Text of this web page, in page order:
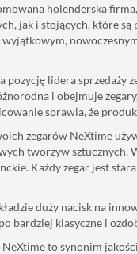
holenderska
jak i stojących, które
pozycję lidera
i obejmuje
sprawia, że
zegarów NeXtime
tworzyw sztucznych.
Każdy zegar jest
duży nacisk na
bardziej klasyczne i
to synonim